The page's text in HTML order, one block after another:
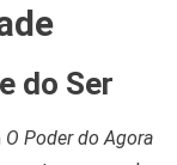
do Ser
O Poder do Agora